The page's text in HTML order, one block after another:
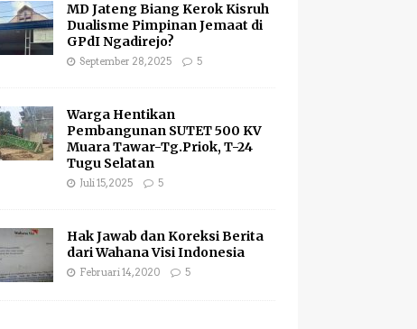
MD Jateng Biang Kerok Kisruh
Dualisme Pimpinan Jemaat di
GPdI Ngadirejo?
September 28, 2025 5
Warga Hentikan
Pembangunan SUTET 500 KV
Muara Tawar-Tg.Priok, T-24
Tugu Selatan
Juli 15, 2025 5
Hak Jawab dan Koreksi Berita
dari Wahana Visi Indonesia
Februari 14, 2020 5